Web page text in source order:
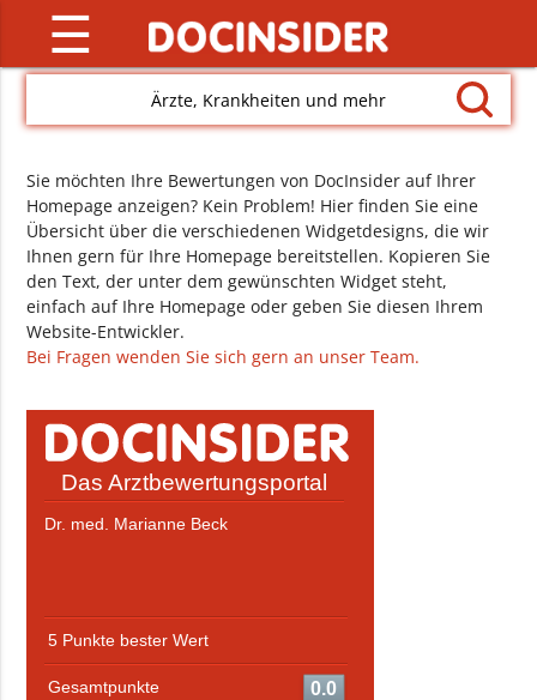
☰
Ärzte, Krankheiten und mehr
Sie möchten Ihre Bewertungen von DocInsider auf Ihrer
Homepage anzeigen? Kein Problem! Hier finden Sie eine
Übersicht über die verschiedenen Widgetdesigns, die wir
Ihnen gern für Ihre Homepage bereitstellen. Kopieren Sie
den Text, der unter dem gewünschten Widget steht,
einfach auf Ihre Homepage oder geben Sie diesen Ihrem
Website-Entwickler.
Bei Fragen wenden Sie sich gern an unser Team.